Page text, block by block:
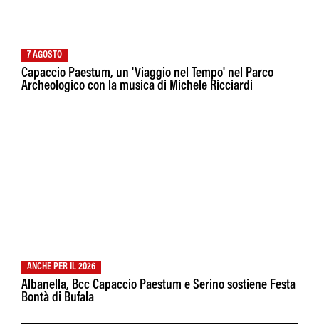
7 AGOSTO
Capaccio Paestum, un 'Viaggio nel Tempo' nel Parco
Archeologico con la musica di Michele Ricciardi
ANCHE PER IL 2026
Albanella, Bcc Capaccio Paestum e Serino sostiene Festa
Bontà di Bufala